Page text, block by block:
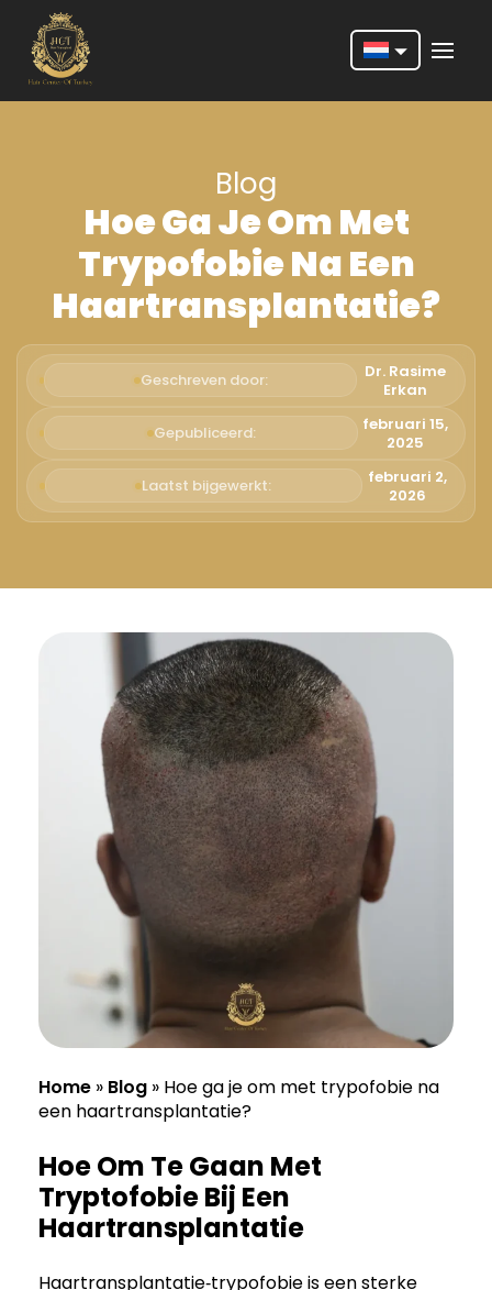
Deutsch
Português
Español
Türkçe
Italiano
Română
Русский
Svenska
Blog
Hoe Ga Je Om Met
Trypofobie Na Een
Haartransplantatie?
Geschreven door:
Dr. Rasime
Erkan
Gepubliceerd:
februari 15,
2025
Laatst bijgewerkt:
februari 2,
2026
Home » Blog » Hoe ga je om met trypofobie na
een haartransplantatie?
Hoe Om Te Gaan Met
Tryptofobie Bij Een
Haartransplantatie
Haartransplantatie‑trypofobie is een sterke